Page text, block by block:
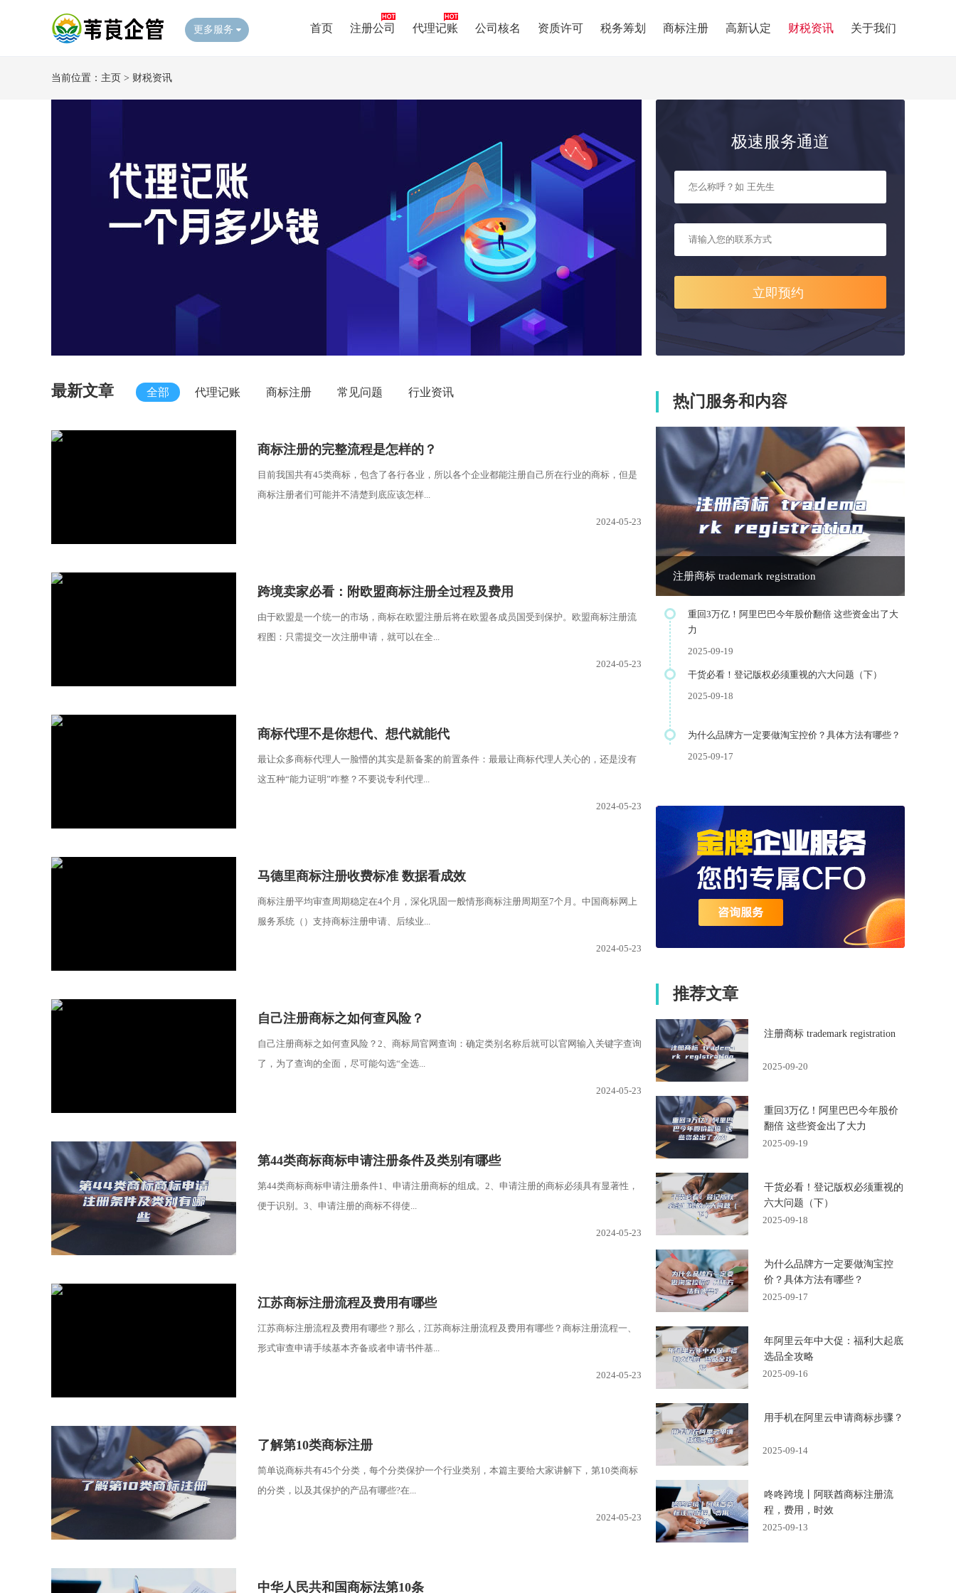
更多服务 首页 注册公司 代理记账 公司核名 资质许可 税务筹划 商标注册 高新认定 财税资讯 关于我们
当前位置： 主页 > 财税资讯
极速服务通道
最新文章 全部 代理记账 商标注册 常见问题 行业资讯
​商标注册的完整流程是怎样的？
目前我国共有45类商标，包含了各行各业，所以各个企业都能注册自己所在行业的商标，但是
商标注册者们可能并不清楚到底应该怎样...
2024-05-23
​跨境卖家必看：附欧盟商标注册全过程及费用
由于欧盟是一个统一的市场，商标在欧盟注册后将在欧盟各成员国受到保护。欧盟商标注册流
程图：只需提交一次注册申请，就可以在全...
2024-05-23
​商标代理不是你想代、想代就能代
最让众多商标代理人一脸懵的其实是新备案的前置条件：最最让商标代理人关心的，还是没有
这五种“能力证明”咋整？不要说专利代理...
2024-05-23
​马德里商标注册收费标准 数据看成效
商标注册平均审查周期稳定在4个月，深化巩固一般情形商标注册周期至7个月。中国商标网上
服务系统（）支持商标注册申请、后续业...
2024-05-23
​自己注册商标之如何查风险？
自己注册商标之如何查风险？2、商标局官网查询：确定类别名称后就可以官网输入关键字查询
了，为了查询的全面，尽可能勾选“全选...
2024-05-23
​第44类商标商标申请注册条件及类别有哪些
第44类商标商标申请注册条件1、申请注册商标的组成。2、申请注册的商标必须具有显著性，
便于识别。3、申请注册的商标不得使...
2024-05-23
​江苏商标注册流程及费用有哪些
江苏商标注册流程及费用有哪些？那么，江苏商标注册流程及费用有哪些？商标注册流程一、
形式审查申请手续基本齐备或者申请书件基...
2024-05-23
​了解第10类商标注册
简单说商标共有45个分类，每个分类保护一个行业类别，本篇主要给大家讲解下，第10类商标
的分类，以及其保护的产品有哪些?在...
2024-05-23
​中华人民共和国商标法第10条
热门服务和内容
注册商标 trademark registration
重回3万亿！阿里巴巴今年股价翻倍 这些资金出了大
力
2025-09-19
干货必看！登记版权必须重视的六大问题（下）
2025-09-18
为什么品牌方一定要做淘宝控价？具体方法有哪些？
2025-09-17
推荐文章
注册商标 trademark registration
2025-09-20
重回3万亿！阿里巴巴今年股价
翻倍 这些资金出了大力
2025-09-19
干货必看！登记版权必须重视的
六大问题（下）
2025-09-18
为什么品牌方一定要做淘宝控
价？具体方法有哪些？
2025-09-17
年阿里云年中大促：福利大起底
选品全攻略
2025-09-16
用手机在阿里云申请商标步骤？
2025-09-14
咚咚跨境丨阿联酋商标注册流
程，费用，时效
2025-09-13